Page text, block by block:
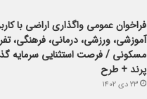
فراخوان عمومی واگذاری اراضی با
آموزشی، ورزشی، درمانی، فرهنگی،
مسکونی / فرصت استثنایی سرمایه
پرند + طرح
۲۳ دی ۱۴۰۲